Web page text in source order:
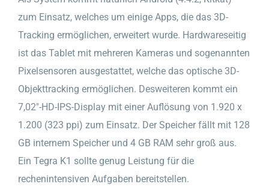
zum Einsatz, welches um einige Apps, die das 3D-
Tracking ermöglichen, erweitert wurde. Hardwareseitig
ist das Tablet mit mehreren Kameras und sogenannten
Pixelsensoren ausgestattet, welche das optische 3D-
Objekttracking ermöglichen. Desweiteren kommt ein
7,02″-HD-IPS-Display mit einer Auflösung von 1.920 x
1.200 (323 ppi) zum Einsatz. Der Speicher fällt mit 128
GB internem Speicher und 4 GB RAM sehr groß aus.
Ein Tegra K1 sollte genug Leistung für die
rechenintensiven Aufgaben bereitstellen.